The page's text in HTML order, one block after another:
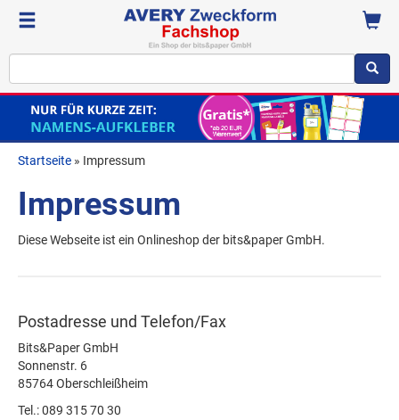
Startseite » Impressum
Impressum
Diese Webseite ist ein Onlineshop der bits&paper GmbH.
Postadresse und Telefon/Fax
Bits&Paper GmbH
Sonnenstr. 6
85764 Oberschleißheim
Tel.: 089 315 70 30